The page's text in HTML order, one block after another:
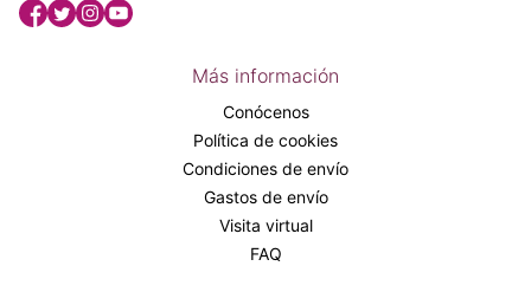
Más información
Conócenos
Política de cookies
Condiciones de envío
Gastos de envío
Visita virtual
FAQ